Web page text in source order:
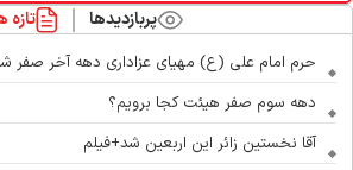
پربازدیدها تازه ها
حرم امام علی (ع) مهیای عزاداری دهه آخر صفر شد
دهه سوم صفر هیئت کجا برویم؟
آقا نخستین زائر این اربعین شد+فیلم